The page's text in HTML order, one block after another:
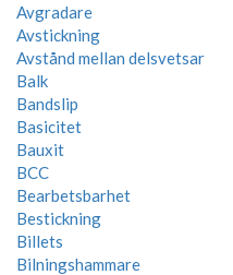
Avgradare
Avstickning
Avstånd mellan delsvetsar
Balk
Bandslip
Basicitet
Bauxit
BCC
Bearbetsbarhet
Bestickning
Billets
Bilningshammare